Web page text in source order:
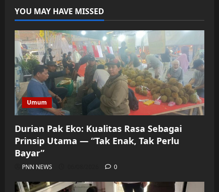
YOU MAY HAVE MISSED
Umum
Durian Pak Eko: Kualitas Rasa Sebagai
Prinsip Utama — “Tak Enak, Tak Perlu
Bayar”
PNN NEWS 0